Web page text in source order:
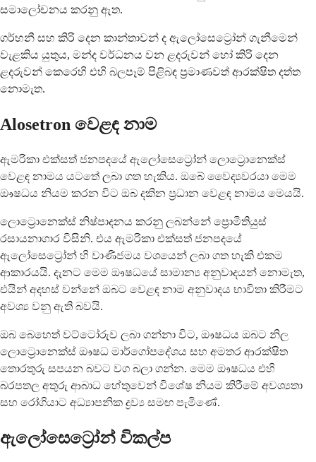
සමාලෝචනය කරනු ඇත.
ගර්භනී සහ කිරි දෙන කාන්තාවන් ද ඇලෝසෙට්‍රෝන් ගැනීමෙන්
වැළකිය යුතුය, මන්ද වර්ධනය වන ළදරුවන් හෝ කිරි දෙන
ළදරුවන් කෙරෙහි එහි බලපෑම් පිළිබඳ ප්‍රමාණවත් ආරක්ෂිත දත්ත
නොමැත.
Alosetron වෙළඳ නාම
ඇමරිකා එක්සත් ජනපදයේ ඇලෝසෙට්‍රෝන් ලොට්‍රොනෙක්ස්
වෙළඳ නාමය යටතේ ලබා ගත හැකිය. ඔබේ වෛද්‍යවරයා මෙම
ඖෂධය නියම කරන විට ඔබ දකින ප්‍රධාන වෙළඳ නාමය මෙයයි.
ලොට්‍රොනෙක්ස් නිෂ්පාදනය කරනු ලබන්නේ ප්‍රොමිතියුස්
රසායනාගාර විසිනි. එය ඇමරිකා එක්සත් ජනපදයේ
ඇලෝසෙට්‍රෝන් හි වාණිජමය වශයෙන් ලබා ගත හැකි එකම
ආකාරයයි. දැනට මෙම ඖෂධයේ සාමාන්‍ය අනුවාදයන් නොමැත,
එයින් අදහස් වන්නේ ඔබට වෙළඳ නාම අනුවාදය භාවිතා කිරීමට
අවශ්‍ය වනු ඇති බවයි.
ඔබ බෙහෙත් වට්ටෝරුව ලබා ගන්නා විට, ඖෂධය ඔබට නිල
ලොට්‍රොනෙක්ස් ඖෂධ මාර්ගෝපදේශය සහ අමතර ආරක්ෂිත
තොරතුරු සපයන බවට වග බලා ගන්න. මෙම ඖෂධය එහි
බරපතල අතුරු ආබාධ හේතුවෙන් විශේෂ නියම කිරීමේ අවශ්‍යතා
සහ රෝගියාට අධ්‍යාපනික ද්‍රව්‍ය සමඟ පැමිණේ.
ඇලෝසෙට්‍රෝන් විකල්ප